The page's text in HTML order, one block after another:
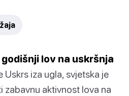
lov na uskršnja
Uskrs iza ugla, svjetska je
zabavnu aktivnost lova na